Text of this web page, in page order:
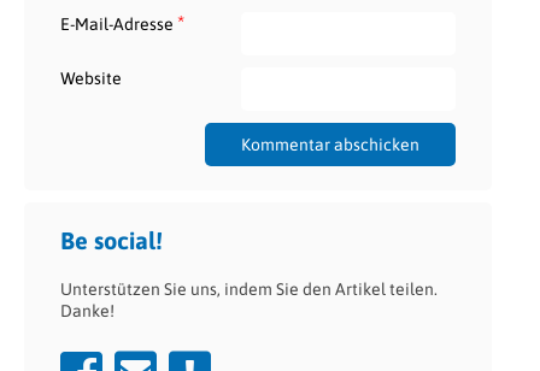
E-Mail-Adresse *
Website
Be social!
Unterstützen Sie uns, indem Sie den Artikel teilen.
Danke!